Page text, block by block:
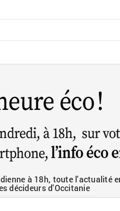
à 18h, toute l'actualité
décideurs d'Occitanie